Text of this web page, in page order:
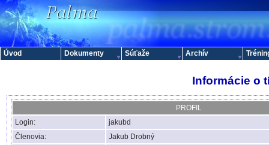
Informácie o
PROFIL
Login:
jakubd
Členovia:
Jakub Drobný
Úvod Dokumenty Súťaže Archív